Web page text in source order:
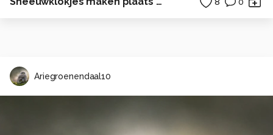
0
Ariegroenendaal10